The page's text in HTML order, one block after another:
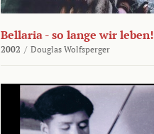
Bellaria - so lange wir leben!
2002 / Douglas Wolfsperger